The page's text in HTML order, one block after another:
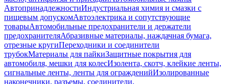
АвтопринадлежностиИндустриальная химия и смазки с
пищевым допускомАвтоэлектрика и сопутствующие
товарыАвтомобильные предохранители и держатели
предохранителяАбразивные материалы, наждачная бумага,
отрезные кругиПереходники и соединители
трубокМатериалы для пайкиЗащитные покрытия для
автомобиля, мешки для колесИзолента, скотч, клейкие ленты,
сигнальные ленты, ленты для огражденийИзолированные
наконечники, разъемы, соединители,